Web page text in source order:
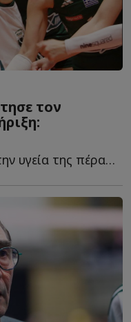
τον
Μια δύσκολη δοκιμασία με την υγεία της πέρασε τις τελευταίες η...